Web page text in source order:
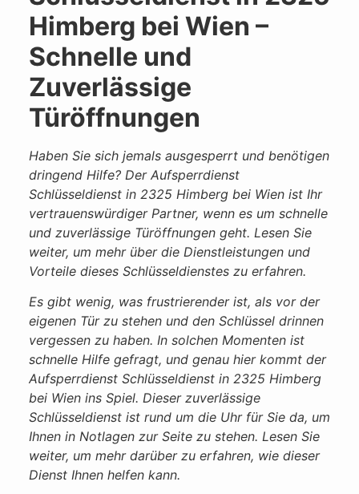
Himberg bei Wien –
Schnelle und
Zuverlässige
Türöffnungen
Haben Sie sich jemals ausgesperrt und benötigen
dringend Hilfe? Der Aufsperrdienst
Schlüsseldienst in 2325 Himberg bei Wien ist Ihr
vertrauenswürdiger Partner, wenn es um schnelle
und zuverlässige Türöffnungen geht. Lesen Sie
weiter, um mehr über die Dienstleistungen und
Vorteile dieses Schlüsseldienstes zu erfahren.
Es gibt wenig, was frustrierender ist, als vor der
eigenen Tür zu stehen und den Schlüssel drinnen
vergessen zu haben. In solchen Momenten ist
schnelle Hilfe gefragt, und genau hier kommt der
Aufsperrdienst Schlüsseldienst in 2325 Himberg
bei Wien ins Spiel. Dieser zuverlässige
Schlüsseldienst ist rund um die Uhr für Sie da, um
Ihnen in Notlagen zur Seite zu stehen. Lesen Sie
weiter, um mehr darüber zu erfahren, wie dieser
Dienst Ihnen helfen kann.